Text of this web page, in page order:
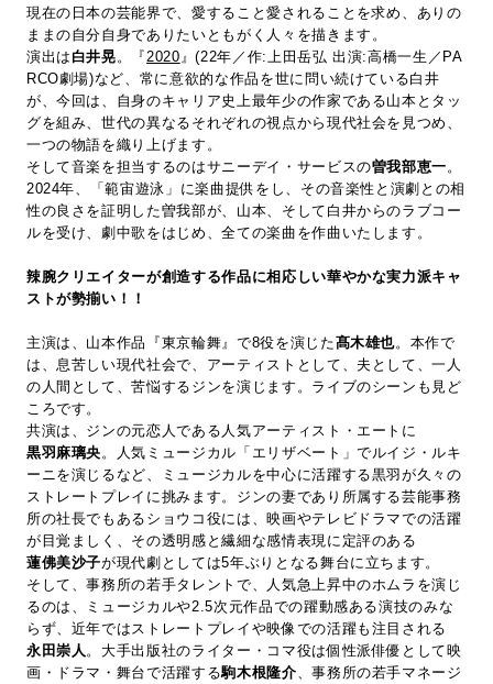
現在の日本の芸能界で、愛すること愛されることを求め、ありの
ままの自分自身でありたいともがく人々を描きます。
演出は 白井晃 。『 2020 』(22年／作:上田岳弘 出演:高橋一生／PA
RCO劇場)など、常に意欲的な作品を世に問い続けている白井
が、今回は、自身のキャリア史上最年少の作家である山本とタッ
グを組み、世代の異なるそれぞれの視点から現代社会を見つめ、
一つの物語を織り上げます。
そして音楽を担当するのはサニーデイ・サービスの曽我部恵一 。
2024年、「範宙遊泳」に楽曲提供をし、その音楽性と演劇との相
性の良さを証明した曽我部が、山本、そして白井からのラブコー
ルを受け、劇中歌をはじめ、全ての楽曲を作曲いたします。
辣腕クリエイターが創造する作品に相応しい華やかな実力派キャ
ストが勢揃い！！
主演は、山本作品『東京輪舞』で8役を演じた髙木雄也。本作で
は、息苦しい現代社会で、アーティストとして、夫として、一人
の人間として、苦悩するジンを演じます。ライブのシーンも見ど
ころです。
共演は、ジンの元恋人である人気アーティスト・エートに
黒羽麻璃央 。人気ミュージカル「エリザベート」でルイジ・ルキ
ーニを演じるなど、ミュージカルを中心に活躍する黒羽が久々の
ストレートプレイに挑みます。ジンの妻であり所属する芸能事務
所の社長でもあるショウコ役には、映画やテレビドラマでの活躍
が目覚ましく、その透明感と繊細な感情表現に定評のある
蓮佛美沙子が現代劇としては5年ぶりとなる舞台に立ちます。
そして、事務所の若手タレントで、人気急上昇中のホムラを演じ
るのは、ミュージカルや2.5次元作品での躍動感ある演技のみな
らず、近年ではストレートプレイや映像での活躍も注目される
永田崇人 。大手出版社のライター・コマ役は個性派俳優として映
画・ドラマ・舞台で活躍する駒木根隆介 、事務所の若手マネージ